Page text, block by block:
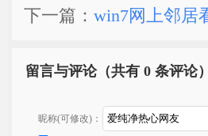
下一篇： win7网上邻居
留言与评论（共有 0 条评论）
昵称(可修改)：